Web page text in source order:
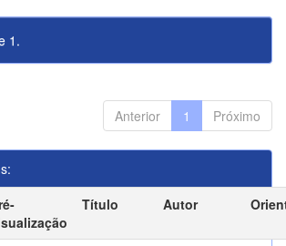
1.
Anterior 1 Próximo
Título Autor